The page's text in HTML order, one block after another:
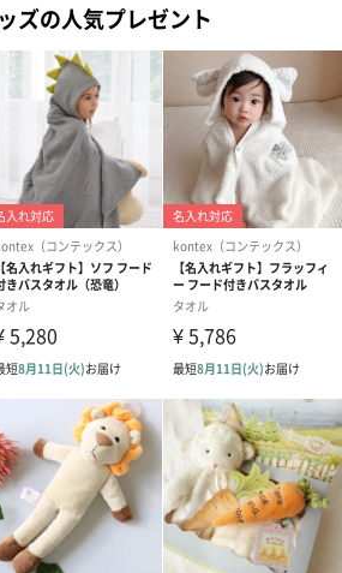
フラワー・プリザーブドフラワーを同
場合がございます。予めご了承くださ
届けします。
プリザーブドフラワー
ブーケ（ブルー）
（2,580円）
アミュレット
ク）（1,500円
ーツ
ツを同梱してお届けいたします。ギフト
ズの人気プレゼント